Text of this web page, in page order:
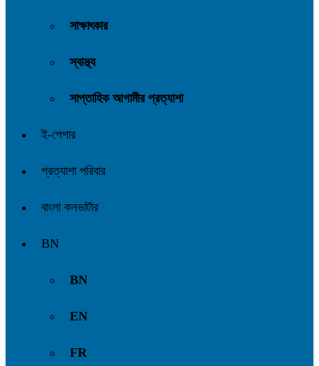
সাক্ষাৎকার
স্বাস্থ্য
সাপ্তাহিক আগামীর প্রত্যাশা
ই-পেপার
প্রত্যাশা পরিবার
বাংলা কনভার্টার
BN
BN
EN
FR